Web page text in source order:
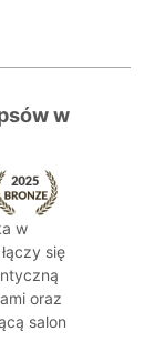
w
w
się
oraz
salon